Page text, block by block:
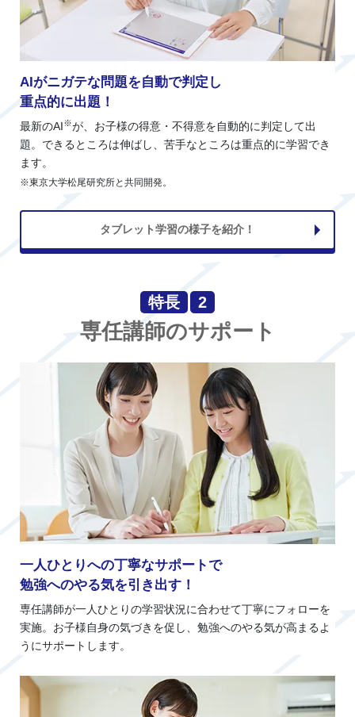
AIがニガテな問題を自動で判定し
重点的に出題！
最新のAI※が、お子様の得意・不得意を自動的に判定して出
題。できるところは伸ばし、苦手なところは重点的に学習でき
ます。
※東京大学松尾研究所と共同開発。
タブレット学習の様子を紹介！
特長 2
専任講師のサポート
一人ひとりへの丁寧なサポートで
勉強へのやる気を引き出す！
専任講師が一人ひとりの学習状況に合わせて丁寧にフォローを
実施。お子様自身の気づきを促し、勉強へのやる気が高まるよ
うにサポートします。